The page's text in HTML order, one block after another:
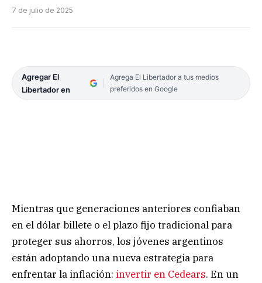
7 de julio de 2025
Agregar El
Libertador en
Agrega El Libertador a tus medios
preferidos en Google
Mientras que generaciones anteriores confiaban
en el dólar billete o el plazo fijo tradicional para
proteger sus ahorros, los jóvenes argentinos
están adoptando una nueva estrategia para
enfrentar la inflación: invertir en Cedears. En un